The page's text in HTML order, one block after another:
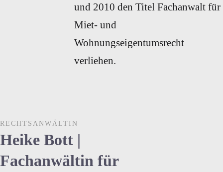
und 2010 den Titel Fachanwalt für
Miet- und
Wohnungseigentumsrecht
verliehen.
RECHTSANWÄLTIN
Heike Bott |
Fachanwältin für